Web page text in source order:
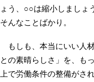
ょう、○○は縮小しまし
そんなことばかり。
もしも、本当にいい人
との素晴らしさ」を、も
上で労働条件の整備がさ